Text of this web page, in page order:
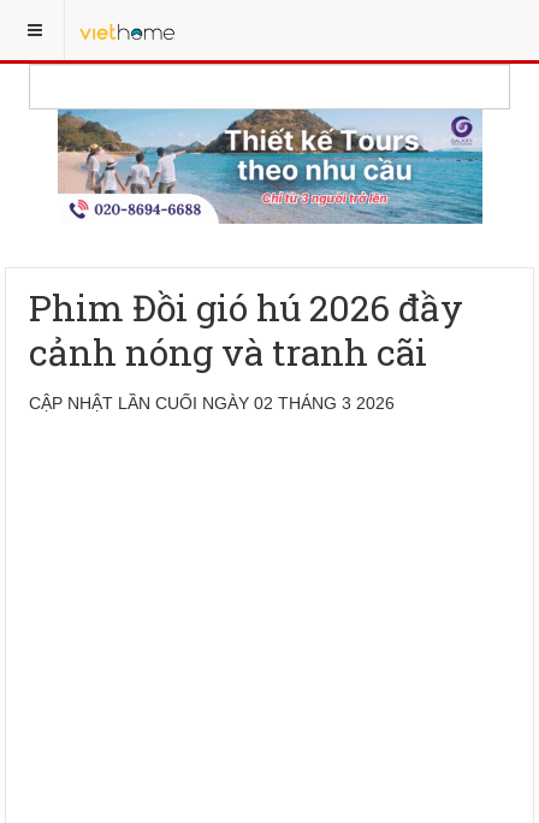
Phim Đồi gió hú 2026 đầy
cảnh nóng và tranh cãi
CẬP NHẬT LẦN CUỐI NGÀY 02 THÁNG 3 2026